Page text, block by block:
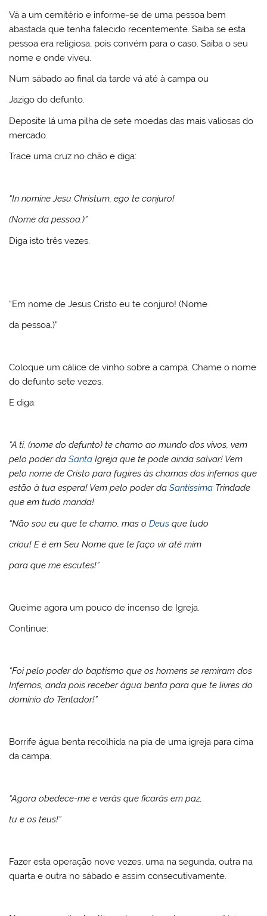
Vá a um cemitério e informe-se de uma pessoa bem
abastada que tenha falecido recentemente. Saiba se esta
pessoa era religiosa, pois convém para o caso. Saiba o seu
nome e onde viveu.
Num sábado ao final da tarde vá até à campa ou
Jazigo do defunto.
Deposite lá uma pilha de sete moedas das mais valiosas do
mercado.
Trace uma cruz no chão e diga:
“In nomine Jesu Christum, ego te conjuro!
(Nome da pessoa.)”
Diga isto três vezes.
“Em nome de Jesus Cristo eu te conjuro! (Nome
da pessoa.)”
Coloque um cálice de vinho sobre a campa. Chame o nome
do defunto sete vezes.
E diga:
“A ti, (nome do defunto) te chamo ao mundo dos vivos, vem
pelo poder daSanta Igreja que te pode ainda salvar! Vem
pelo nome de Cristo para fugires às chamas dos infernos que
estão à tua espera! Vem pelo poder daSantíssima Trindade
que em tudo manda!
“Não sou eu que te chamo, mas oDeus que tudo
criou! E é em Seu Nome que te faço vir até mim
para que me escutes!”
Queime agora um pouco de incenso de Igreja.
Continue:
“Foi pelo poder do baptismo que os homens se remiram dos
Infernos, anda pois receber água benta para que te livres do
domínio do Tentador!”
Borrife água benta recolhida na pia de uma igreja para cima
da campa.
“Agora obedece-me e verás que ficarás em paz,
tu e os teus!”
Fazer esta operação nove vezes, uma na segunda, outra na
quarta e outra no sábado e assim consecutivamente.